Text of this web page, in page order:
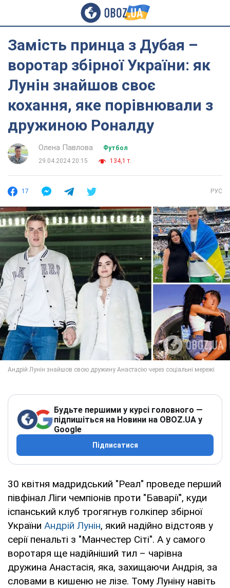
Замість принца з Дубая –
воротар збірної України: як
Лунін знайшов своє
кохання, яке порівнювали з
дружиною Роналду
Олена Павлова
Футбол
29.04.2024 20:15
134,1 т.
17 РУС
Будьте першими у курсі головного —
підпишіться на Новини на OBOZ.UA у
Google
Підписатися
30 квітня мадридський "Реал" проведе перший
півфінал Ліги чемпіонів проти "Баварії", куди
іспанський клуб трогягнув голкіпер збірної
України Андрій Лунін, який надійно відстояв у
серії пенальті з "Манчестер Сіті". А у самого
воротаря ще надійніший тил – чарівна
дружина Анастасія, яка, захищаючи Андрія, за
словами в кишеню не лізе. Тому Луніну навіть